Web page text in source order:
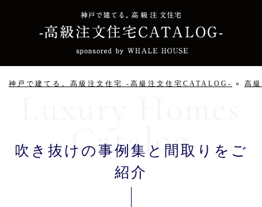
神戸で建てる。高級注文住宅 -高級注文住宅CATALOG- » 高
吹き抜けの事例集と間取りをご
紹介